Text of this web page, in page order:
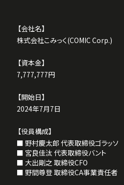
みなさん絶対に感激してくださ
2025.08.09
かなりイケてるプロサッカーク
株式会社フルオール
いただき、作業体験や質問イベ
展開されています。
公式ホームページ
公式X(
みなさん絶対に読んでください。
【会社名】
株式会社こみっく(COMIC Corp.)
【資本金】
7,777,777円
【開始日】
2024年7月7日
【役員構成】
■ 野村慶太郎 代表取締役ゴラッソ
■ 宮良佳汰 代表取締役バント
■ 大出剛之 取締役CFO
■ 野間尊登 取締役CA事業責任者